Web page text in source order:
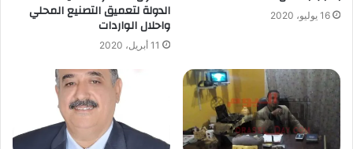
16 يوليو، 2020 الدولة لتعميق التصنيع المحلي
واحلال الواردات
11 أبريل، 2020